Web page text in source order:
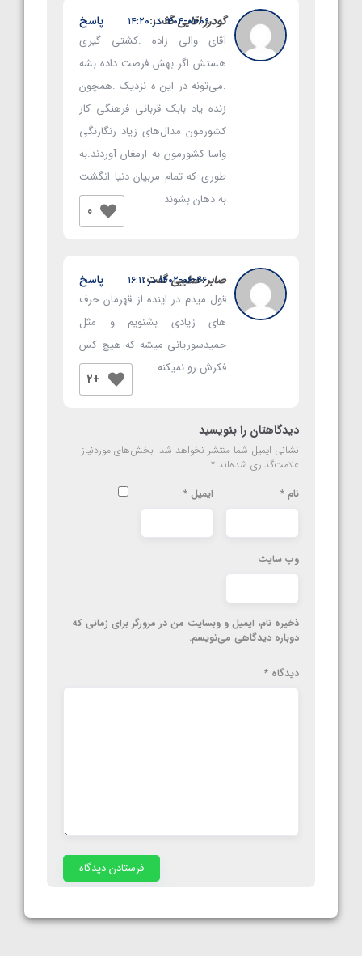
گودرز اقاییگفت:۱۴۰۴-۰۱-۰۹ در ۱۴:۲۰
آقای والی زاده .کشتی گیری
هستش اگر بهش فرصت داده بشه
.می‌تونه در این ه نزدیک .همچون
زنده یاد بابک قربانی فرهنگی کار
کشورمون مدال‌های زیاد رنگارنگی
واسا کشورمون به ارمغان آوردند.به
طوری که تمام مربیان دنیا انگشت
به دهان بشوند
0
پاسخ
صابر خطیبیگفت:۱۴۰۲-۰۶-۲۶ در ۱۶:۱۱
قول میدم در اینده از قهرمان حرف
های زیادی بشنویم و مثل
حمیدسوریانی میشه که هیچ کس
فکرش رو نمیکنه
+2
پاسخ
دیدگاهتان را بنویسید
نشانی ایمیل شما منتشر نخواهد شد. بخش‌های موردنیاز
علامت‌گذاری شده‌اند *
نام * ایمیل *
وب‌ سایت
ذخیره نام، ایمیل و وبسایت من در مرورگر برای زمانی که
دوباره دیدگاهی می‌نویسم.
دیدگاه *